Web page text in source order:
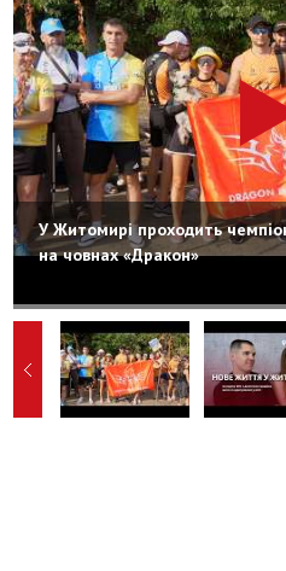
У Житомирі проходить
на човнах «Дракон»